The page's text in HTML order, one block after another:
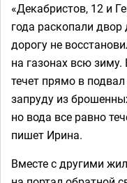
«Декабристов, 12 и
года раскопали
дорогу не
на газонах всю
течет прямо в
запруду из
но вода все равно
пишет Ирина.
Вместе с другими